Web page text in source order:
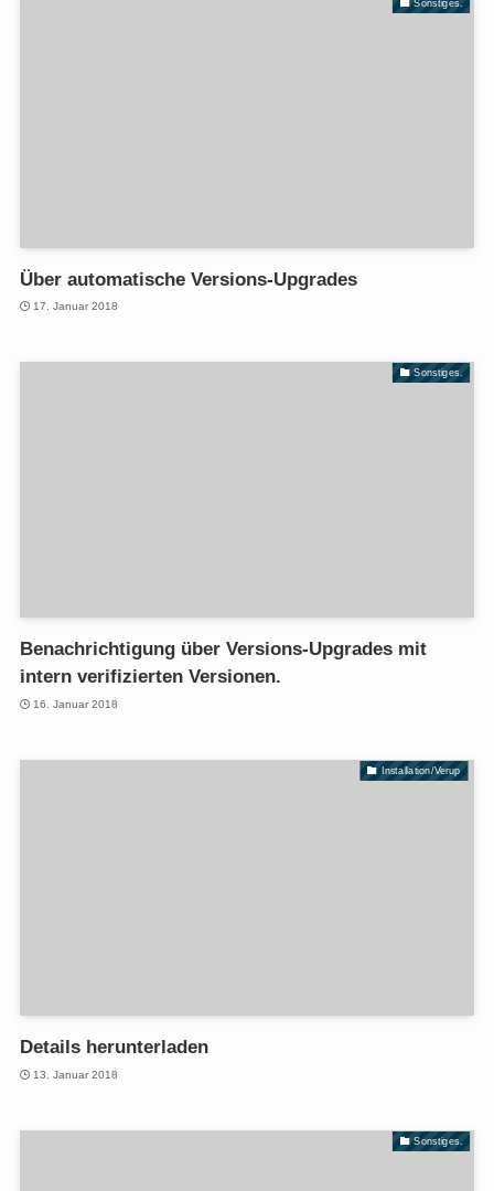
Sonstiges.
Über automatische Versions-Upgrades
17. Januar 2018
Sonstiges.
Benachrichtigung über Versions-Upgrades mit
intern verifizierten Versionen.
16. Januar 2018
Installation/Verup
Details herunterladen
13. Januar 2018
Sonstiges.